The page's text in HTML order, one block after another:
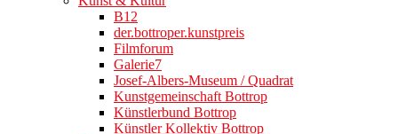
B12
der.bottroper.kunstpreis
Filmforum
Galerie7
Josef-Albers-Museum / Quadrat
Kunstgemeinschaft Bottrop
Künstlerbund Bottrop
Künstler Kollektiv Bottrop